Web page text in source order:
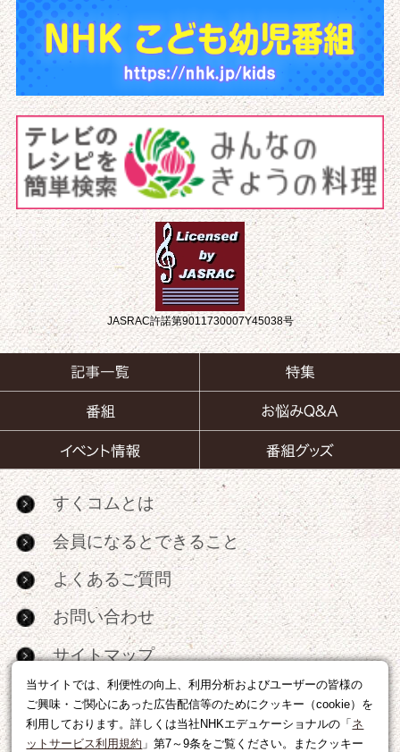
当サイトでは、利便性の向上、利用分析およびユーザーの皆様の
ご興味・ご関心にあった広告配信等のためにクッキー（cookie）を
利用しております。詳しくは当社NHKエデュケーショナルの「 ネ
ットサービス利用規約 」第7～9条をご覧ください。またクッキー
JASRAC許諾第9011730007Y45038号
すくコムとは
会員になるとできること
よくあるご質問
お問い合わせ
サイトマップ
RSS
広告出稿・パートナーシップについて